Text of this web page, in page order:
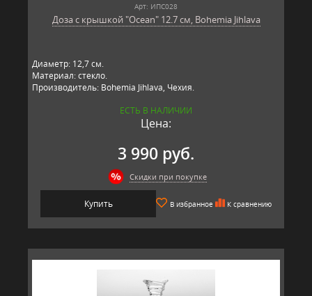
Арт: ИПС028
Доза с крышкой "Ocean" 12.7 см, Bohemia Jihlava
Диаметр: 12,7 см.
Материал: стекло.
Производитель: Bohemia Jihlava, Чехия.
ЕСТЬ В НАЛИЧИИ
Цена:
3 990 руб.
Скидки при покупке
Купить В избранное К сравнению